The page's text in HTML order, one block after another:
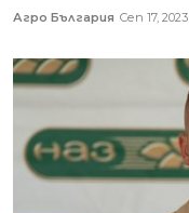
Агро България Сеп 17, 2023